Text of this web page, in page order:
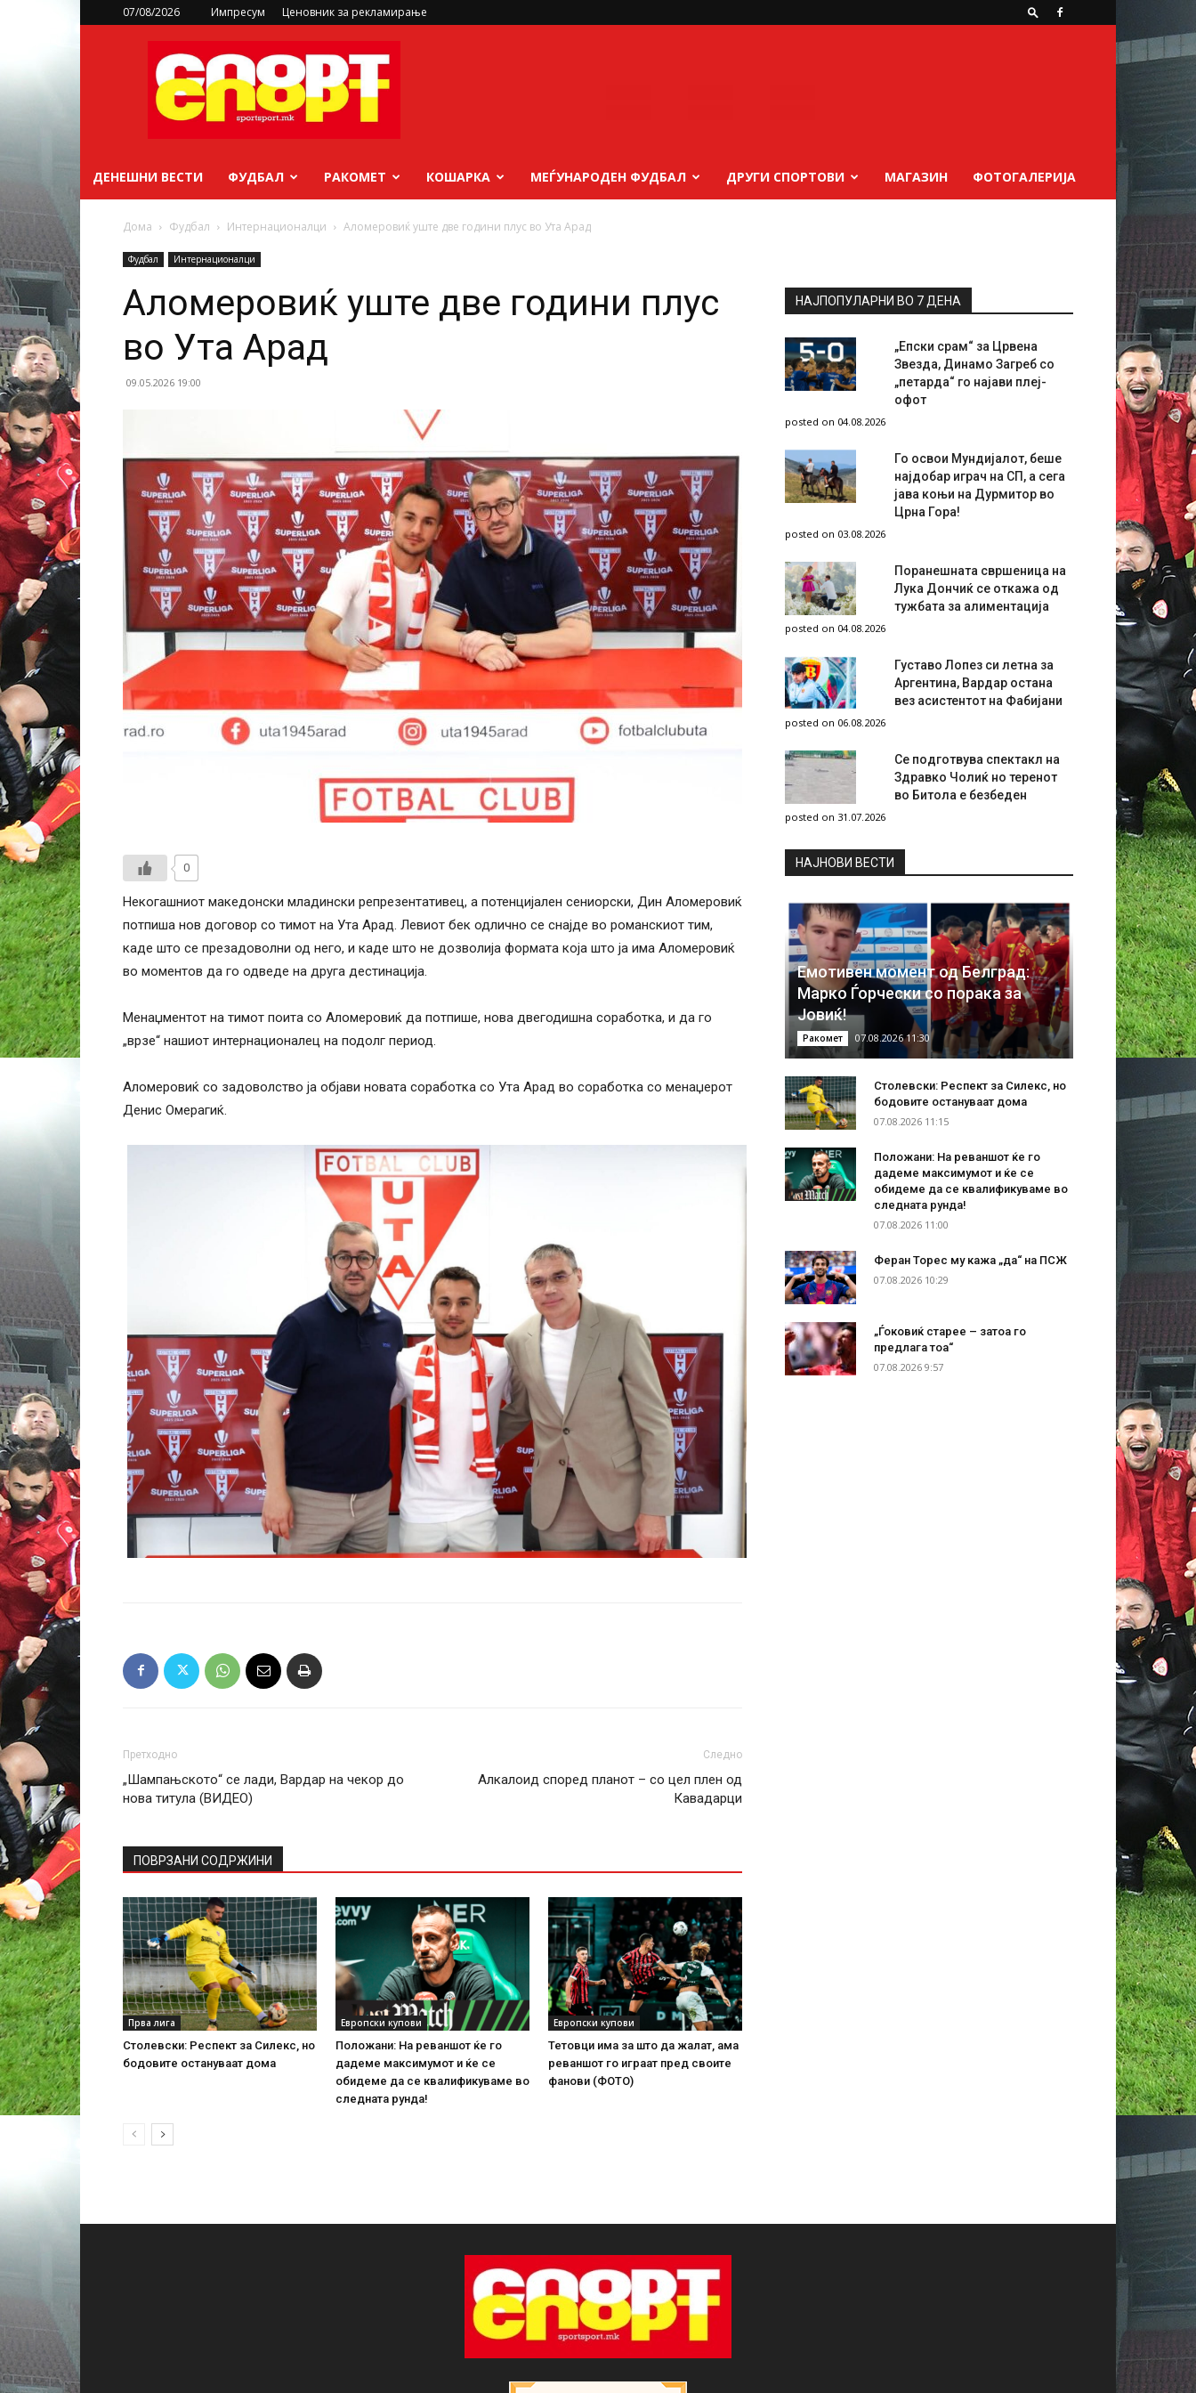
07/08/2026 Импресум Ценовник за рекламирање
sportsport.mk
ДЕНЕШНИ ВЕСТИ ФУДБАЛ РАКОМЕТ КОШАРКА МЕЃУНАРОДЕН ФУДБАЛ ДРУГИ СПОРТОВИ МАГАЗИН ФОТОГАЛЕРИЈА
Дома Фудбал Интернационалци Аломеровиќ уште две години плус во Ута Арад
Фудбал Интернационалци
Аломеровиќ уште две години плус
во Ута Арад
09.05.2026 19:00
0
Некогашниот македонски младински репрезентативец, а потенцијален сениорски, Дин Аломеровиќ
потпиша нов договор со тимот на Ута Арад. Левиот бек одлично се снајде во романскиот тим,
каде што се презадоволни од него, и каде што не дозволија формата која што ја има Аломеровиќ
во моментов да го одведе на друга дестинација.
Менаџментот на тимот поита со Аломеровиќ да потпише, нова двегодишна соработка, и да го
„врзе“ нашиот интернационалец на подолг период.
Аломеровиќ со задоволство ја објави новата соработка со Ута Арад во соработка со менаџерот
Денис Омерагиќ.
Претходно
„Шампањското“ се лади, Вардар на чекор до
нова титула (ВИДЕО)
Следно
Алкалоид според планот – со цел плен од
Кавадарци
ПОВРЗАНИ СОДРЖИНИ
Прва лига
Столевски: Респект за Силекс, но
бодовите остануваат дома
Европски купови
Положани: На реваншот ќе го
дадеме максимумот и ќе се
обидеме да се квалификуваме во
следната рунда!
Европски купови
Тетовци има за што да жалат, ама
реваншот го играат пред своите
фанови (ФОТО)
НАЈПОПУЛАРНИ ВО 7 ДЕНА
„Епски срам“ за Црвена
Звезда, Динамо Загреб со
„петарда“ го најави плеј-
офот
posted on 04.08.2026
Го освои Мундијалот, беше
најдобар играч на СП, а сега
јава коњи на Дурмитор во
Црна Гора!
posted on 03.08.2026
Поранешната свршеница на
Лука Дончиќ се откажа од
тужбата за алиментација
posted on 04.08.2026
Густаво Лопез си летна за
Аргентина, Вардар остана
вез асистентот на Фабијани
posted on 06.08.2026
Се подготвува спектакл на
Здравко Чолиќ но теренот
во Битола е безбеден
posted on 31.07.2026
НAЈНОВИ ВЕСТИ
Емотивен момент од Белград:
Марко Ѓорчески со порака за
Јовиќ!
Ракомет 07.08.2026 11:30
Столевски: Респект за Силекс, но
бодовите остануваат дома
07.08.2026 11:15
Положани: На реваншот ќе го
дадеме максимумот и ќе се
обидеме да се квалификуваме во
следната рунда!
07.08.2026 11:00
Феран Торес му кажа „да“ на ПСЖ
07.08.2026 10:29
„Ѓоковиќ старее – затоа го
предлага тоа“
07.08.2026 9:57